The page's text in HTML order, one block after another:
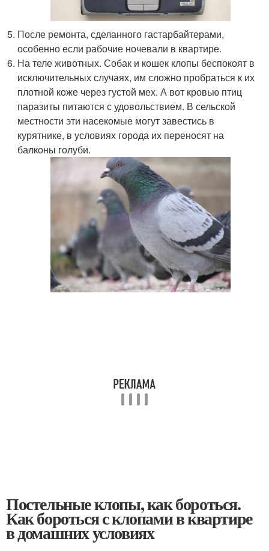
После ремонта, сделанного гастарбайтерами,
особенно если рабочие ночевали в квартире.
На теле животных. Собак и кошек клопы беспокоят в
исключительных случаях, им сложно пробраться к их
плотной коже через густой мех. А вот кровью птиц
паразиты питаются с удовольствием. В сельской
местности эти насекомые могут завестись в
курятнике, в условиях города их переносят на
балконы голуби.
Постельные клопы, как бороться.
Как бороться с клопами в квартире
в домашних условиях